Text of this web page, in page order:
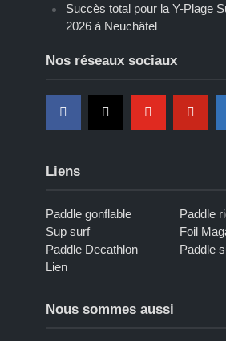
Succès total pour la Y-Plage
2026 à Neuchâtel
Nos réseaux sociaux
Liens
Paddle gonflable
Paddle
Sup surf
Foil
Paddle Decathlon
Paddle
Lien
Nous sommes aussi